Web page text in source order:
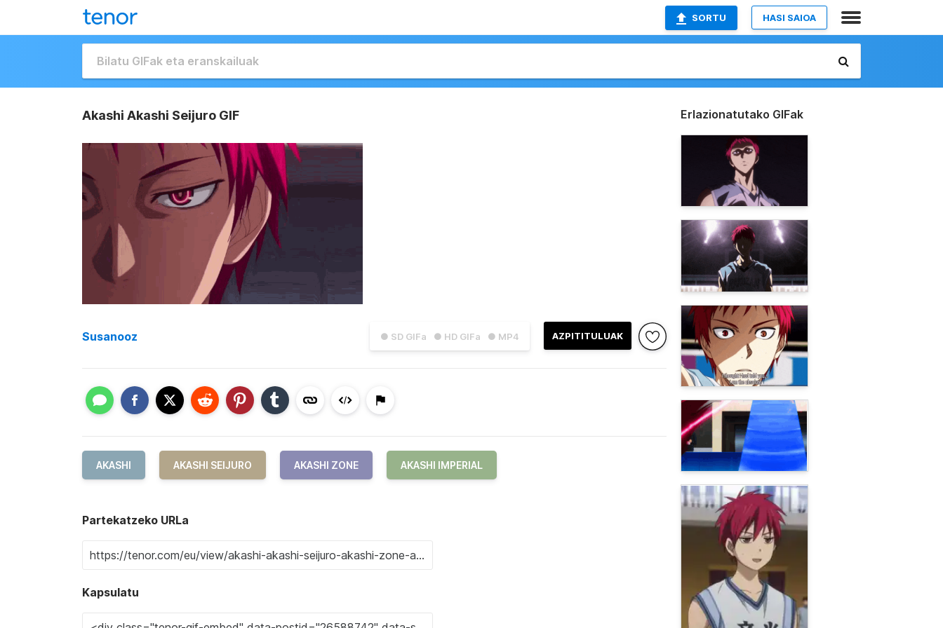
SORTU HASI SAIOA
Akashi Akashi Seijuro GIF
● SD GIFa ● HD GIFa ● MP4 AZPITITULUAK
Susanooz
AKASHI AKASHI SEIJURO AKASHI ZONE AKASHI IMPERIAL
Partekatzeko URLa
Kapsulatu
Erlazionatutako GIFak